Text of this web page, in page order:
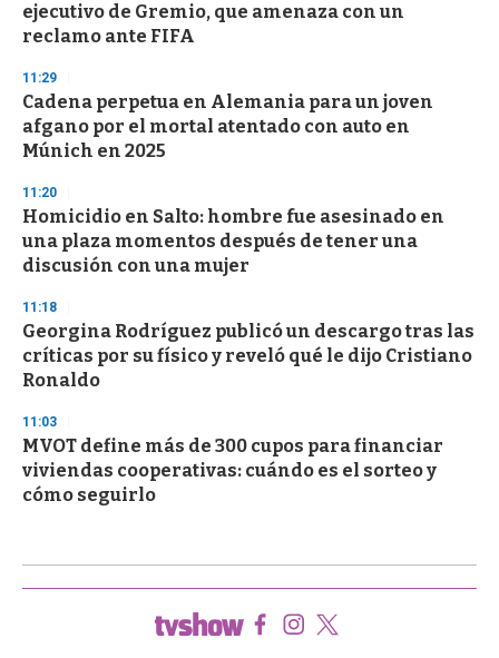
ejecutivo de Gremio, que amenaza con un
reclamo ante FIFA
11:29
Cadena perpetua en Alemania para un joven
afgano por el mortal atentado con auto en
Múnich en 2025
11:20
Homicidio en Salto: hombre fue asesinado en
una plaza momentos después de tener una
discusión con una mujer
11:18
Georgina Rodríguez publicó un descargo tras las
críticas por su físico y reveló qué le dijo Cristiano
Ronaldo
11:03
MVOT define más de 300 cupos para financiar
viviendas cooperativas: cuándo es el sorteo y
cómo seguirlo